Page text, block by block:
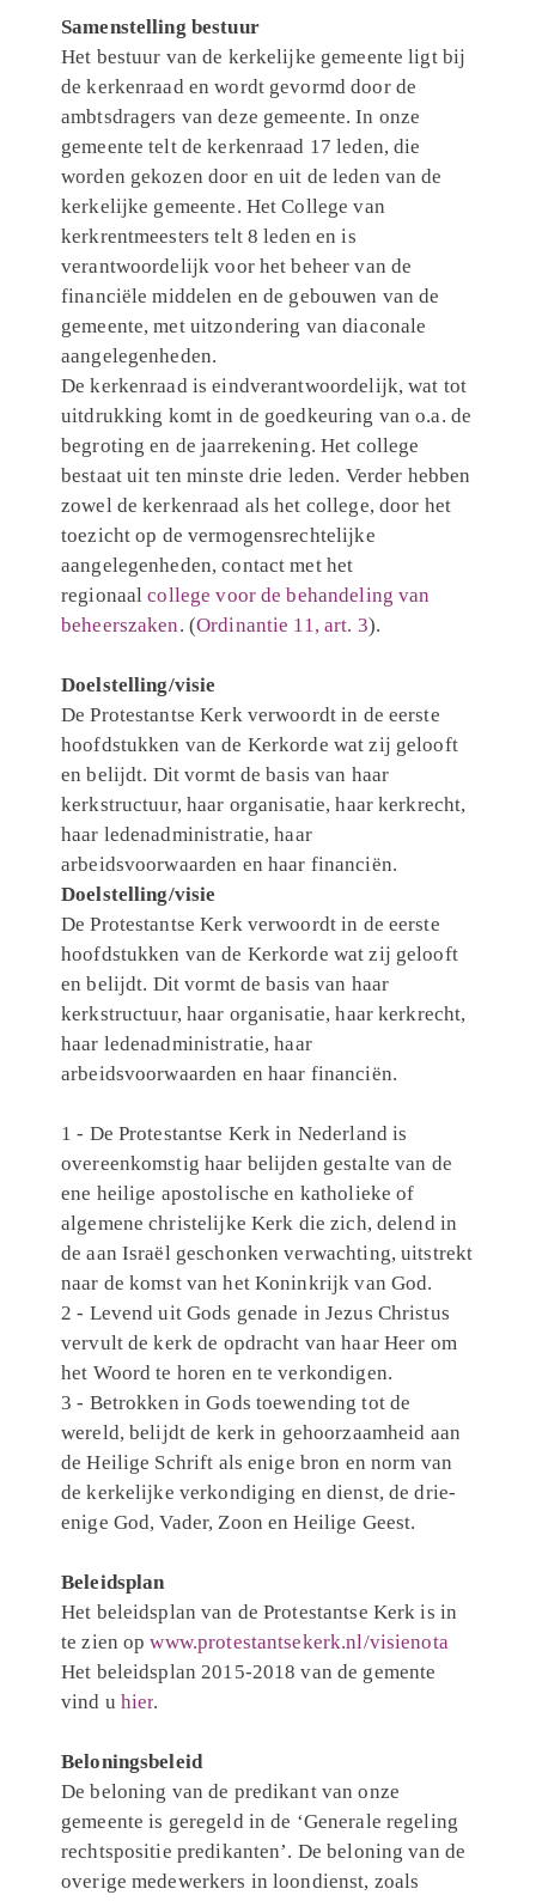
Samenstelling bestuur
Het bestuur van de kerkelijke gemeente ligt bij
de kerkenraad en wordt gevormd door de
ambtsdragers van deze gemeente. In onze
gemeente telt de kerkenraad 17 leden, die
worden gekozen door en uit de leden van de
kerkelijke gemeente. Het College van
kerkrentmeesters telt 8 leden en is
verantwoordelijk voor het beheer van de
financiële middelen en de gebouwen van de
gemeente, met uitzondering van diaconale
aangelegenheden.
De kerkenraad is eindverantwoordelijk, wat tot
uitdrukking komt in de goedkeuring van o.a. de
begroting en de jaarrekening. Het college
bestaat uit ten minste drie leden. Verder hebben
zowel de kerkenraad als het college, door het
toezicht op de vermogensrechtelijke
aangelegenheden, contact met het
regionaalcollege voor de behandeling van
beheerszaken. (Ordinantie 11, art. 3).
Doelstelling/visie
De Protestantse Kerk verwoordt in de eerste
hoofdstukken van de Kerkorde wat zij gelooft
en belijdt. Dit vormt de basis van haar
kerkstructuur, haar organisatie, haar kerkrecht,
haar ledenadministratie, haar
arbeidsvoorwaarden en haar financiën.
Doelstelling/visie
De Protestantse Kerk verwoordt in de eerste
hoofdstukken van de Kerkorde wat zij gelooft
en belijdt. Dit vormt de basis van haar
kerkstructuur, haar organisatie, haar kerkrecht,
haar ledenadministratie, haar
arbeidsvoorwaarden en haar financiën.
1 - De Protestantse Kerk in Nederland is
overeenkomstig haar belijden gestalte van de
ene heilige apostolische en katholieke of
algemene christelijke Kerk die zich, delend in
de aan Israël geschonken verwachting, uitstrekt
naar de komst van het Koninkrijk van God.
2 - Levend uit Gods genade in Jezus Christus
vervult de kerk de opdracht van haar Heer om
het Woord te horen en te verkondigen.
3 - Betrokken in Gods toewending tot de
wereld, belijdt de kerk in gehoorzaamheid aan
de Heilige Schrift als enige bron en norm van
de kerkelijke verkondiging en dienst, de drie-
enige God, Vader, Zoon en Heilige Geest.
Beleidsplan
Het beleidsplan van de Protestantse Kerk is in
te zien opwww.protestantsekerk.nl/visienota
Het beleidsplan 2015-2018 van de gemente
vind u hier.
Beloningsbeleid
De beloning van de predikant van onze
gemeente is geregeld in de ‘Generale regeling
rechtspositie predikanten’. De beloning van de
overige medewerkers in loondienst, zoals